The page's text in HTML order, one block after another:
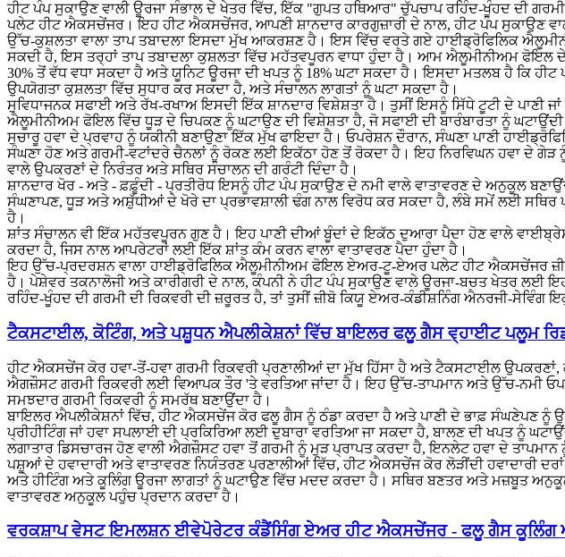
ਹੀਟ ਪੰਪ ਸੁਕਾਉਣ ਵਾਲੀ ਊਰਜਾ ਸੰਭਾਲ ਦੇ ਖੇਤਰ ਵਿੱਚ, ਇੱਕ "ਗੁਪਤ ਹਥਿਆਰ" ਚੁੱਪਚਾਪ ਰਹਿੰਦ-ਖੂੰਹਦ ਦੀ
ਪਲੇਟ ਹੀਟ ਐਕਸਚੇਂਜਰ। ਇਹ ਹੀਟ ਐਕਸਚੇਂਜਰ, ਆਪਣੀ ਸ਼ਾਨਦਾਰ ਕਾਰਗੁਜ਼ਾਰੀ ਦੇ ਨਾਲ, ਹੀਟ ਪੰਪ ਸੁਕਾਉਣ
ਉੱਚ-ਕੁਸ਼ਲਤਾ ਵਾਲਾ ਤਾਪ ਤਬਾਦਲਾ ਇਸਦਾ ਮੁੱਖ ਆਕਰਸ਼ਣ ਹੈ। ਇਸ ਵਿੱਚ ਵਰਤੇ ਗਏ ਹਾਈਡ੍ਰੋਫਿਲਿਕ
ਸਕਦੀ ਹੈ, ਇਸ ਤਰ੍ਹਾਂ ਤਾਪ ਤਬਾਦਲਾ ਕੁਸ਼ਲਤਾ ਵਿੱਚ ਮਹੱਤਵਪੂਰਨ ਵਾਧਾ ਹੁੰਦਾ ਹੈ। ਆਮ ਐਲੂਮੀਨੀਅਮ
30% ਤੋਂ ਵੱਧ ਵਧਾ ਸਕਦਾ ਹੈ ਅਤੇ ਯੂਨਿਟ ਊਰਜਾ ਦੀ ਖਪਤ ਨੂੰ 18% ਘਟਾ ਸਕਦਾ ਹੈ। ਇਸਦਾ ਮਤਲਬ ਹੈ ਕਿ
ਉਪਯੋਗਤਾ ਕੁਸ਼ਲਤਾ ਵਿੱਚ ਸੁਧਾਰ ਕਰ ਸਕਦਾ ਹੈ, ਅਤੇ ਸੰਚਾਲਨ ਲਾਗਤਾਂ ਨੂੰ ਘਟਾ ਸਕਦਾ ਹੈ।
ਸੁਵਿਧਾਜਨਕ ਸਫਾਈ ਅਤੇ ਰੱਖ-ਰਖਾਅ ਇਸਦੀ ਇੱਕ ਸ਼ਾਨਦਾਰ ਵਿਸ਼ੇਸ਼ਤਾ ਹੈ। ਤੁਸੀਂ ਇਸਨੂੰ ਸਿੱਧੇ ਟੂਟੀ ਦੇ ਪਾਣੀ
ਐਲੂਮੀਨੀਅਮ ਫੋਇਲ ਵਿੱਚ ਧੂੜ ਦੇ ਚਿਪਕਣ ਨੂੰ ਘਟਾਉਣ ਦੀ ਵਿਸ਼ੇਸ਼ਤਾ ਹੈ, ਜੋ ਸਫਾਈ ਦੀ ਬਾਰੰਬਾਰਤਾ ਨੂੰ
ਸੁਚਾਰੂ ਹਵਾ ਦੇ ਪ੍ਰਵਾਹ ਨੂੰ ਯਕੀਨੀ ਬਣਾਉਣਾ ਇੱਕ ਮੁੱਖ ਫਾਇਦਾ ਹੈ। ਓਪਰੇਸ਼ਨ ਦੌਰਾਨ, ਸੰਘਣਾ ਪਾਣੀ
ਸੰਘਣਾ ਹੋਣ ਅਤੇ ਗਰਮੀ-ਵਟਾਂਦਰੇ ਚੈਨਲਾਂ ਨੂੰ ਰੋਕਣ ਲਈ ਇਕੱਠਾ ਹੋਣ ਤੋਂ ਰੋਕਦਾ ਹੈ। ਇਹ ਨਿਰਵਿਘਨ ਹਵਾ ਦੇ
ਵਾਲੇ ਉਪਕਰਣਾਂ ਦੇ ਨਿਰੰਤਰ ਅਤੇ ਸਥਿਰ ਸੰਚਾਲਨ ਦੀ ਗਰੰਟੀ ਦਿੰਦਾ ਹੈ।
ਸ਼ਾਨਦਾਰ ਖੋਰ - ਅਤੇ - ਫ਼ਫ਼ੂੰਦੀ - ਪ੍ਰਤੀਰੋਧ ਇਸਨੂੰ ਹੀਟ ਪੰਪ ਸੁਕਾਉਣ ਦੇ ਨਮੀ ਵਾਲੇ ਵਾਤਾਵਰਣ ਦੇ ਅਨੁਕੂਲ
ਸੰਘਣਾਪਣ, ਧੂੜ ਅਤੇ ਅਸ਼ੁੱਧੀਆਂ ਦੇ ਖੋਰੇ ਦਾ ਪ੍ਰਭਾਵਸ਼ਾਲੀ ਢੰਗ ਨਾਲ ਵਿਰੋਧ ਕਰ ਸਕਦਾ ਹੈ, ਲੰਬੇ ਸਮੇਂ ਲਈ ਸਥਿਰ
ਹੈ।
ਸ਼ਾਂਤ ਸੰਚਾਲਨ ਵੀ ਇੱਕ ਮਹੱਤਵਪੂਰਨ ਗੁਣ ਹੈ। ਇਹ ਪਾਣੀ ਦੀਆਂ ਬੂੰਦਾਂ ਦੇ ਇਕੱਠ ਦੁਆਰਾ ਪੈਦਾ ਹੋਣ ਵਾਲੇ
ਕਰਦਾ ਹੈ, ਜਿਸ ਨਾਲ ਆਪਰੇਟਰਾਂ ਲਈ ਇੱਕ ਸ਼ਾਂਤ ਕੰਮ ਕਰਨ ਵਾਲਾ ਵਾਤਾਵਰਣ ਪੈਦਾ ਹੁੰਦਾ ਹੈ।
ਇਹ ਉੱਚ-ਪ੍ਰਦਰਸ਼ਨ ਵਾਲਾ ਹਾਈਡ੍ਰੋਫਿਲਿਕ ਐਲੂਮੀਨੀਅਮ ਫੋਇਲ ਏਅਰ-ਟੂ-ਏਅਰ ਪਲੇਟ ਹੀਟ ਐਕਸਚੇਂਜਰ
ਹੈ। ਪੇਸ਼ੇਵਰ ਤਕਨਾਲੋਜੀ ਅਤੇ ਕਾਰੀਗਰੀ ਦੇ ਨਾਲ, ਕੰਪਨੀ ਨੇ ਹੀਟ ਪੰਪ ਸੁਕਾਉਣ ਵਾਲੇ ਊਰਜਾ-ਬਚਤ ਖੇਤਰ ਲਈ
ਰਹਿੰਦ-ਖੂੰਹਦ ਦੀ ਗਰਮੀ ਦੀ ਰਿਕਵਰੀ ਦੀ ਜ਼ਰੂਰਤ ਹੈ, ਤਾਂ ਤੁਸੀਂ ਜ਼ੀਬੋ ਕਿਯੂ ਏਅਰ-ਕੰਡੀਸ਼ਨਿੰਗ ਐਨਰਜੀ-
ਟੈਕਸਟਾਈਲ, ਕੋਟਿੰਗ, ਅਤੇ ਪਸ਼ੂਧਨ ਐਪਲੀਕੇਸ਼ਨਾਂ ਵਿੱਚ ਬਾਇਲਰ ਫਲੂ ਗੈਸ ਵ੍ਹਾਈਟ ਪਲੂਮ
ਹੀਟ ਐਕਸਚੇਂਜ ਕੋਰ ਹਵਾ-ਤੋਂ-ਹਵਾ ਗਰਮੀ ਰਿਕਵਰੀ ਪ੍ਰਣਾਲੀਆਂ ਦਾ ਮੁੱਖ ਹਿੱਸਾ ਹੈ ਅਤੇ ਟੈਕਸਟਾਈਲ
ਐਗਜ਼ੌਸਟ ਗਰਮੀ ਰਿਕਵਰੀ ਲਈ ਵਿਆਪਕ ਤੌਰ 'ਤੇ ਵਰਤਿਆ ਜਾਂਦਾ ਹੈ। ਇਹ ਉੱਚ-ਤਾਪਮਾਨ ਅਤੇ ਉੱਚ-ਨਮੀ
ਸਮਝਦਾਰ ਗਰਮੀ ਰਿਕਵਰੀ ਨੂੰ ਸਮਰੱਥ ਬਣਾਉਂਦਾ ਹੈ।
ਬਾਇਲਰ ਐਪਲੀਕੇਸ਼ਨਾਂ ਵਿੱਚ, ਹੀਟ ਐਕਸਚੇਂਜ ਕੋਰ ਫਲੂ ਗੈਸ ਨੂੰ ਠੰਡਾ ਕਰਦਾ ਹੈ ਅਤੇ ਪਾਣੀ ਦੇ ਭਾਫ਼ ਸੰਘਣੇਪਣ ਨੂੰ
ਪ੍ਰੀਹੀਟਿੰਗ ਜਾਂ ਹਵਾ ਸਪਲਾਈ ਦੀ ਪ੍ਰਕਿਰਿਆ ਲਈ ਦੁਬਾਰਾ ਵਰਤਿਆ ਜਾ ਸਕਦਾ ਹੈ, ਬਾਲਣ ਦੀ ਖਪਤ ਨੂੰ
ਲਗਾਤਾਰ ਡਿਸਚਾਰਜ ਹੋਣ ਵਾਲੀ ਐਗਜ਼ੌਸਟ ਹਵਾ ਤੋਂ ਗਰਮੀ ਨੂੰ ਮੁੜ ਪ੍ਰਾਪਤ ਕਰਦਾ ਹੈ, ਇਨਲੇਟ ਹਵਾ ਦੇ
ਪਸ਼ੂਆਂ ਦੇ ਹਵਾਦਾਰੀ ਅਤੇ ਵਾਤਾਵਰਣ ਨਿਯੰਤਰਣ ਪ੍ਰਣਾਲੀਆਂ ਵਿੱਚ, ਹੀਟ ਐਕਸਚੇਂਜ ਕੋਰ ਲੋੜੀਂਦੀ ਹਵਾਦਾਰੀ
ਅਤੇ ਹੀਟਿੰਗ ਅਤੇ ਕੂਲਿੰਗ ਊਰਜਾ ਲਾਗਤਾਂ ਨੂੰ ਘਟਾਉਣ ਵਿੱਚ ਮਦਦ ਕਰਦਾ ਹੈ। ਸਥਿਰ ਬਣਤਰ ਅਤੇ ਮਜ਼ਬੂਤ
ਵਾਤਾਵਰਣ ਅਨੁਕੂਲ ਪਹੁੰਚ ਪ੍ਰਦਾਨ ਕਰਦਾ ਹੈ।
ਵਰਕਸ਼ਾਪ ਵੇਸਟ ਇਮਲਸ਼ਨ ਈਵੇਪੋਰੇਟਰ ਕੰਡੈਂਸਿੰਗ ਏਅਰ ਹੀਟ ਐਕਸਚੇਂਜਰ - ਫਲੂ ਗੈਸ ਕੂਲਿੰਗ